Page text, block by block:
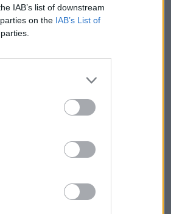
IAB’s list of downstream
on the IAB’s List of